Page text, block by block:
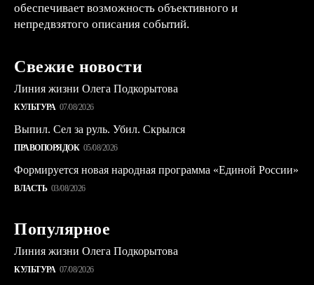
обеспечивает возможность объективного и
непредвзятого описания событий.
Свежие новости
Линия жизни Олега Подкорытова
КУЛЬТУРА 07/08/2026
Выпил. Сел за руль. Убил. Скрылся
ПРАВОПОРЯДОК 05/08/2026
Формируется новая народная программа «Единой России»
ВЛАСТЬ 03/08/2026
Популярное
Линия жизни Олега Подкорытова
КУЛЬТУРА 07/08/2026